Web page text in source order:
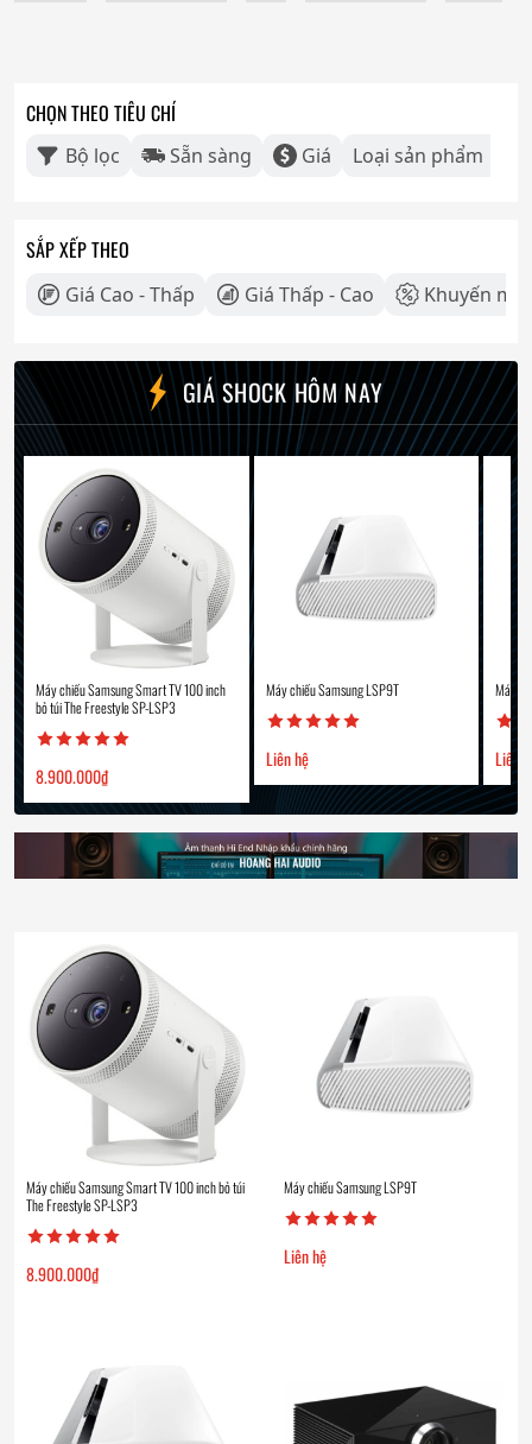
CHỌN THEO TIÊU CHÍ
Bộ lọc Sẵn sàng Giá Loại sản phẩm
SẮP XẾP THEO
Giá Cao - Thấp Giá Thấp - Cao Khuyến mãi
GIÁ SHOCK HÔM NAY
Máy chiếu Samsung Smart TV 100 inch
bỏ túi The Freestyle SP-LSP3
8.900.000₫
Máy chiếu Samsung LSP9T
Liên hệ
Máy
Liên
Máy chiếu Samsung Smart TV 100 inch bỏ túi
The Freestyle SP-LSP3
8.900.000₫
Máy chiếu Samsung LSP9T
Liên hệ